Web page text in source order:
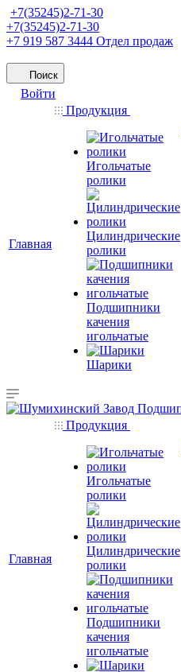
+7(35245)2-71-30
+7(35245)2-71-30
+7 919 587 3444 Отдел продаж
Поиск
Войти
Главная
Продукция
Игольчатые
ролики
Цилиндрические
ролики
Подшипники
качения
игольчатые
Шарики
Главная
Продукция
Игольчатые
ролики
Цилиндрические
ролики
Подшипники
качения
игольчатые